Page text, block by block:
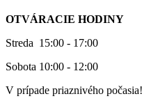
OTVÁRACIE HODINY
Streda 15:00 - 17:00
Sobota 10:00 - 12:00
V prípade priaznivého počasia!